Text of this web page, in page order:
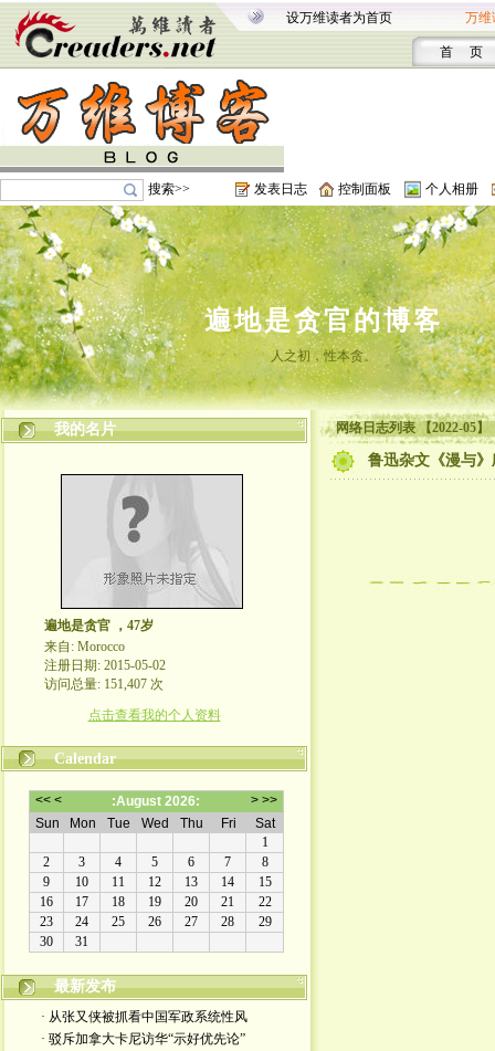
设万维读者为首页 万维
首 页
搜索>> 发表日志 控制面板 个人相册
遍地是贪官的博客
人之初，性本贪。
我的名片
遍地是贪官 ，47岁
来自: Morocco
注册日期: 2015-05-02
访问总量: 151,407 次
点击查看我的个人资料
Calendar
最新发布
· 从张又侠被抓看中国军政系统性风
· 驳斥加拿大卡尼访华“示好优先论”
网络日志列表 【2022-05】
鲁迅杂文《漫与》